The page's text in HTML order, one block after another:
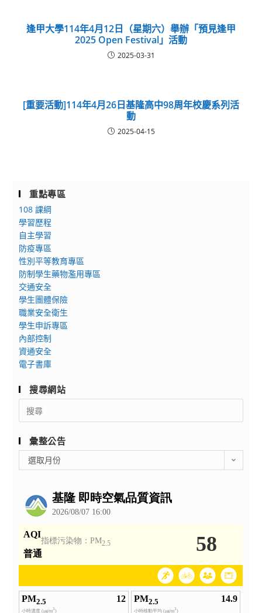
逢甲大學114年4月12日（星期六）舉辦「預見逢甲
2025 Open Festival」活動
2025-03-31
[重要活動]114年4月26日基隆高中98周年校慶系列活
動
2025-04-15
重點專區
108 課綱
學習歷程
自主學習
防疫專區
性別平等教育專區
防制學生藥物濫用專區
交通安全
學生團體保險
職業安全衛生
學生申訴專區
內部控制
資通安全
電子書庫
搜尋網站
Search
for:
彙整公告
整
選取月份